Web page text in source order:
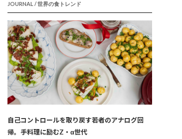
JOURNAL / 世界の食トレンド
自己コントロールを取り戻す若者のアナログ回
帰。手料理に励むZ・α世代